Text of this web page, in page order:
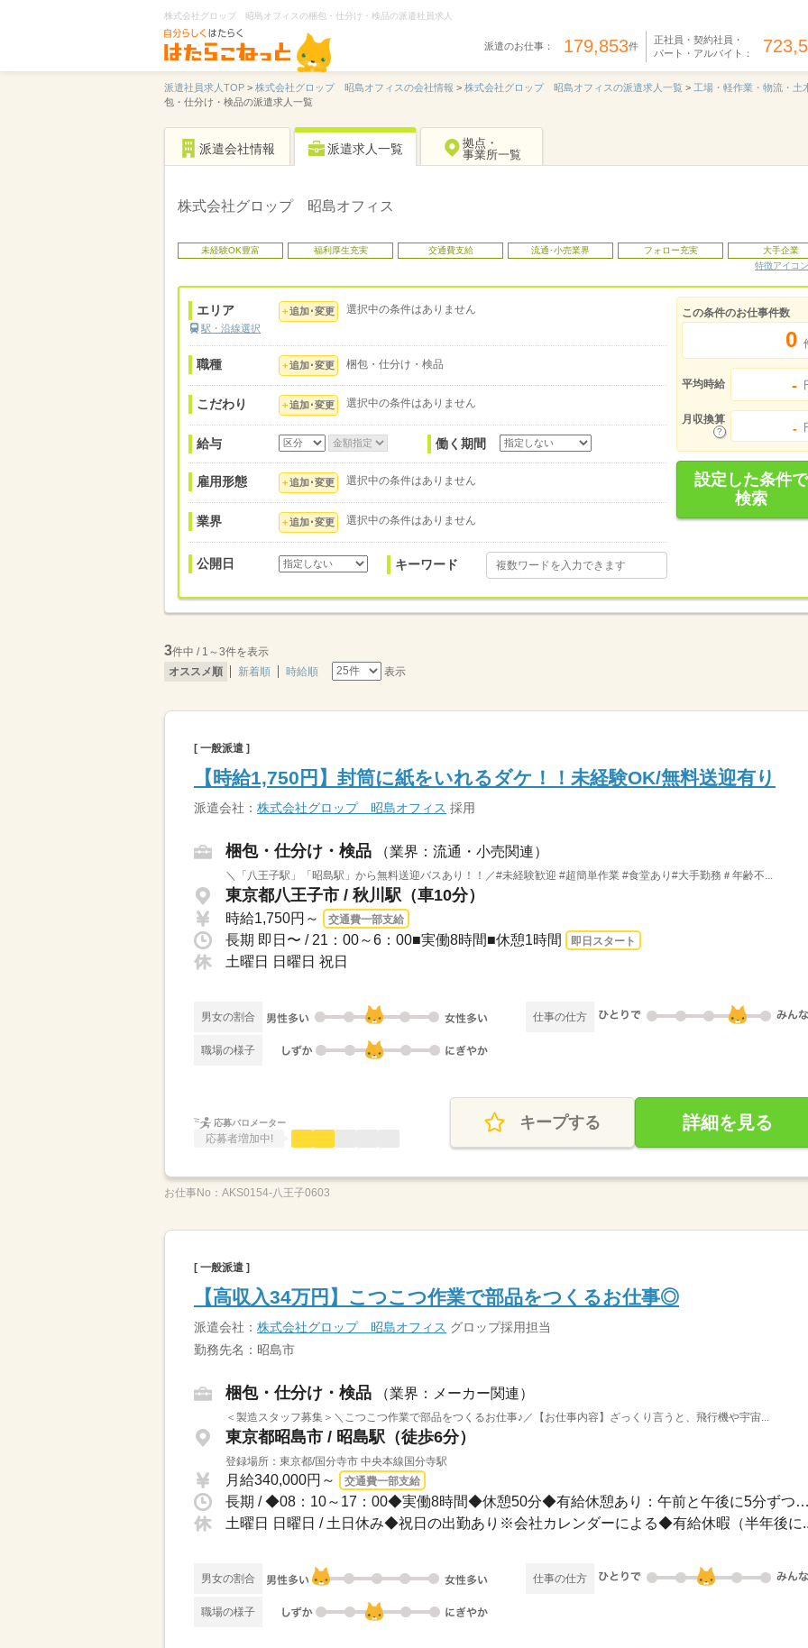
株式会社グロップ 昭島オフィスの梱包・仕分け・検品の派遣社員求人
派遣のお仕事： 179,853件
正社員・契約社員・
パート・アルバイト：
派遣社員求人TOP > 株式会社グロップ 昭島オフィスの会社情報 > 株式会社グロップ 昭島オフィスの派遣求人一覧 > 工場・軽作業・物流・土
包・仕分け・検品の派遣求人一覧
派遣会社情報 派遣求人一覧
拠点・
事業所一覧
株式会社グロップ 昭島オフィス
未経験OK豊富 福利厚生充実 交通費支給 流通･小売業界 フォロー充実
大手企業
特徴アイコ
エリア
駅・沿線選択
追加･変更 選択中の条件はありません
職種 追加･変更 梱包・仕分け・検品
こだわり 追加･変更 選択中の条件はありません
給与 働く期間
雇用形態 追加･変更 選択中の条件はありません
業界 追加･変更 選択中の条件はありません
公開日 キーワード
この条件のお仕事件数
0
平均時給 -
月収換算
-
設定した条件で
検索
3件中 / 1～3件を表示
オススメ順
新着順 時給順 表示
[ 一般派遣 ]
【時給1,750円】封筒に紙をいれるダケ！！未経験OK/無料送迎有り
派遣会社： 株式会社グロップ 昭島オフィス 採用
梱包・仕分け・検品 （業界：流通・小売関連）
＼「八王子駅」「昭島駅」から無料送迎バスあり！！／#未経験歓迎 #超簡単作業 #食堂あり#大手勤務＃年齢不...
東京都八王子市 / 秋川駅（車10分）
時給1,750円～ 交通費一部支給
長期 即日〜 / 21：00～6：00■実働8時間■休憩1時間 即日スタート
土曜日 日曜日 祝日
男女の割合 仕事の仕方
職場の様子
応募バロメーター
応募者増加中!
キープする 詳細を見る
お仕事No： AKS0154-八王子0603
[ 一般派遣 ]
【高収入34万円】こつこつ作業で部品をつくるお仕事◎
派遣会社： 株式会社グロップ 昭島オフィス グロップ採用担当
勤務先名：昭島市
梱包・仕分け・検品 （業界：メーカー関連）
＜製造スタッフ募集＞＼こつこつ作業で部品をつくるお仕事♪／【お仕事内容】ざっくり言うと、飛行機や宇宙...
東京都昭島市 / 昭島駅（徒歩6分）
登録場所：東京都/国分寺市 中央本線国分寺駅
月給340,000円～ 交通費一部支給
長期 / ◆08：10～17：00◆実働8時間◆休憩50分◆有給休憩あり：午前と午後に5分ずつ◆時間...
土曜日 日曜日 / 土日休み◆祝日の出勤あり※会社カレンダーによる◆有給休暇（半年後に
男女の割合 仕事の仕方
職場の様子